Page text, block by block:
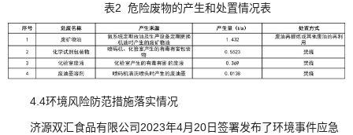
表2 危险废物的产生和处置情况表
4.4环境风险防范措施落实情况
济源双汇食品有限公司2023年4月20日签署发布了环境事件应急